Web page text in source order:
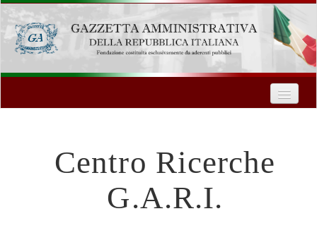
Formazione
Innovazione Tecnologica
Centro Ricerche
G.A.R.I.